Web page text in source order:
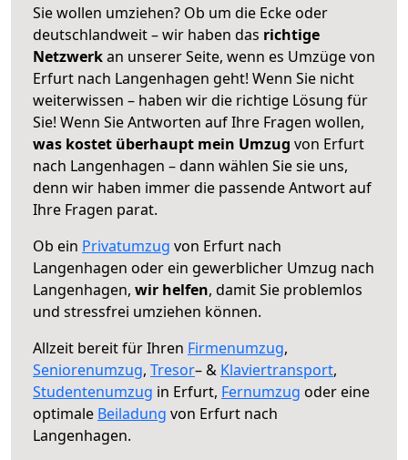
Sie wollen umziehen? Ob um die Ecke oder
deutschlandweit – wir haben das richtige
Netzwerkan unserer Seite, wenn es Umzüge von
Erfurt nach Langenhagen geht! Wenn Sie nicht
weiterwissen – haben wir die richtige Lösung für
Sie! Wenn Sie Antworten auf Ihre Fragen wollen,
was kostet überhaupt mein Umzug von Erfurt
nach Langenhagen – dann wählen Sie sie uns,
denn wir haben immer die passende Antwort auf
Ihre Fragen parat.
Ob ein Privatumzug von Erfurt nach
Langenhagen oder ein gewerblicher Umzug nach
Langenhagen, wir helfen, damit Sie problemlos
und stressfrei umziehen können.
Allzeit bereit für Ihren Firmenumzug,
Seniorenumzug, Tresor– & Klaviertransport,
Studentenumzug in Erfurt, Fernumzug oder eine
optimale Beiladung von Erfurt nach
Langenhagen.